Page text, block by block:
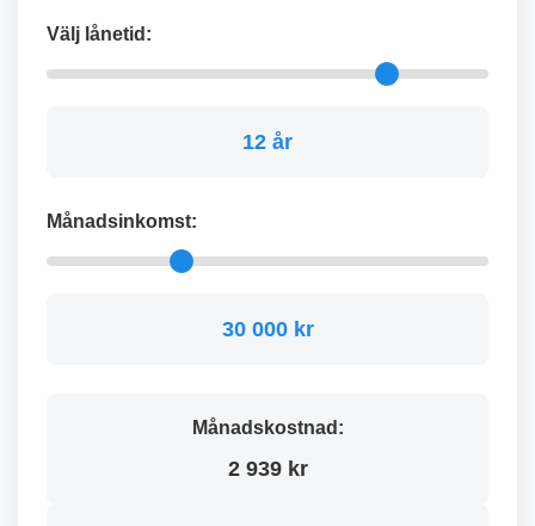
Välj lånetid:
12 år
Månadsinkomst:
30 000 kr
Månadskostnad:
2 939 kr